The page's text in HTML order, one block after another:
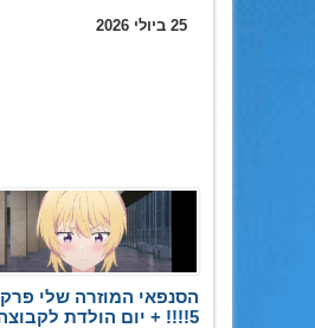
25 ביולי 2026
הסנפאי המוזרה שלי פרק
5!!!! + יום הולדת לקבוצה